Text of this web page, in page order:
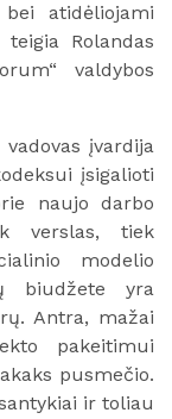
atidėliojami
Rolandas
valdybos
įvardija
įsigalioti
naujo darbo
verslas, tiek
modelio
biudžete yra
Antra, mažai
pakeitimui
pusmečio.
ir toliau